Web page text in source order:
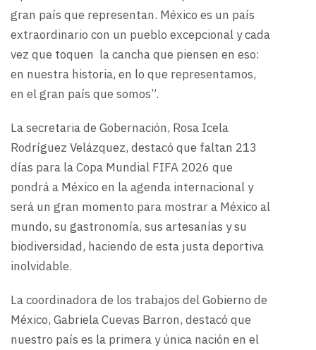
gran país que representan. México es un país
extraordinario con un pueblo excepcional y cada
vez que toquen la cancha que piensen en eso:
en nuestra historia, en lo que representamos,
en el gran país que somos”.
La secretaria de Gobernación, Rosa Icela
Rodríguez Velázquez, destacó que faltan 213
días para la Copa Mundial FIFA 2026 que
pondrá a México en la agenda internacional y
será un gran momento para mostrar a México al
mundo, su gastronomía, sus artesanías y su
biodiversidad, haciendo de esta justa deportiva
inolvidable.
La coordinadora de los trabajos del Gobierno de
México, Gabriela Cuevas Barron, destacó que
nuestro país es la primera y única nación en el